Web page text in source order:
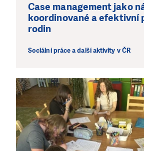
Case management jako
koordinované a efektivní
rodin
Sociální práce a další aktivity v ČR
LÍBÍ SE VÁM, CO
PODPOŘTE